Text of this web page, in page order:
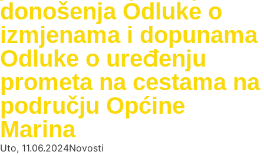
donošenja Odluke o
izmjenama i dopunama
Odluke o uređenju
prometa na cestama na
području Općine
Marina
Uto, 11.06.2024Novosti